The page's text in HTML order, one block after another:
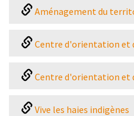
Aménagement du
Centre d'orientation
Centre d'orientation
Vive les haies indigènes